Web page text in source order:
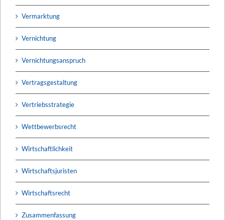
Vermarktung
Vernichtung
Vernichtungsanspruch
Vertragsgestaltung
Vertriebsstrategie
Wettbewerbsrecht
Wirtschaftlichkeit
Wirtschaftsjuristen
Wirtschaftsrecht
Zusammenfassung